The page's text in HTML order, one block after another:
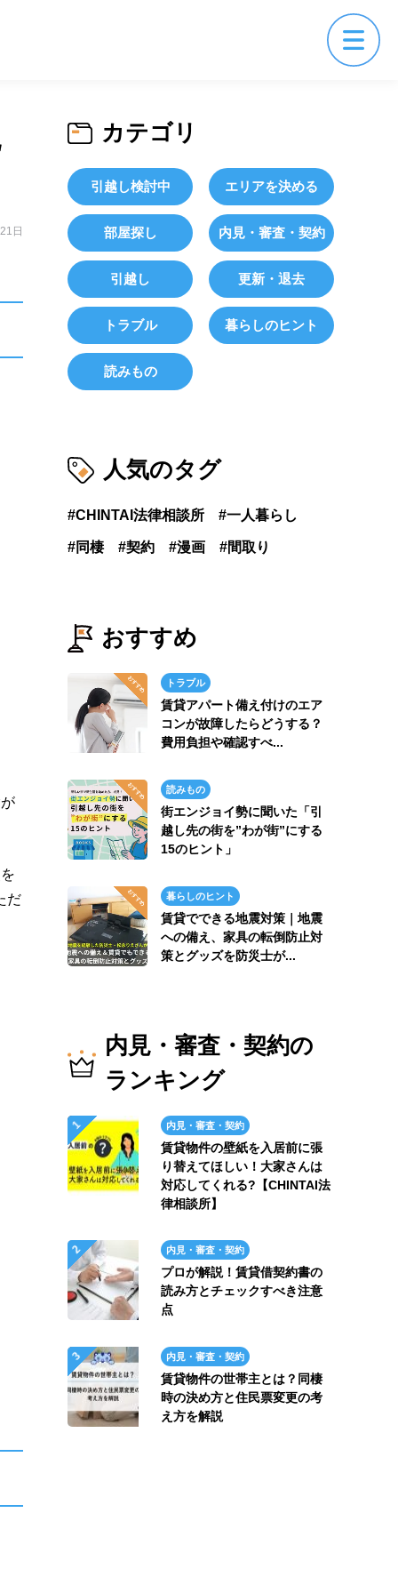
日
だ
カテゴリ
引越し検討中 エリアを決める
部屋探し 内見・審査・契約
引越し 更新・退去
トラブル 暮らしのヒント
読みもの
人気のタグ
CHINTAI法律相談所 一人暮らし
同棲 契約 漫画 間取り
おすすめ
トラブル
賃貸アパート備え付けのエア
コンが故障したらどうする？
費用負担や確認すべ...
読みもの
街エンジョイ勢に聞いた「引
越し先の街を”わが街”にする
15のヒント」
暮らしのヒント
賃貸でできる地震対策｜地震
への備え、家具の転倒防止対
策とグッズを防災士が...
内見・審査・契約の
ランキング
内見・審査・契約
賃貸物件の壁紙を入居前に張
り替えてほしい！大家さんは
対応してくれる?【CHINTAI法
律相談所】
内見・審査・契約
プロが解説！賃貸借契約書の
読み方とチェックすべき注意
点
内見・審査・契約
賃貸物件の世帯主とは？同棲
時の決め方と住民票変更の考
え方を解説